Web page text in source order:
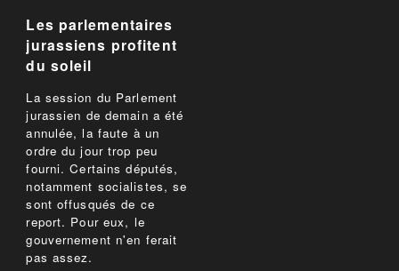
Les parlementaires
jurassiens profitent
du soleil
La session du Parlement
jurassien de demain a été
annulée, la faute à un
ordre du jour trop peu
fourni. Certains députés,
notamment socialistes, se
sont offusqués de ce
report. Pour eux, le
gouvernement n'en ferait
pas assez.